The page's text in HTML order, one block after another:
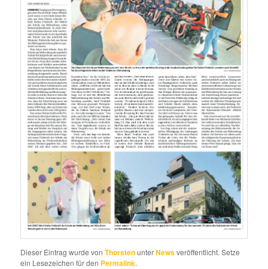
Dieser Eintrag wurde vonThorstenunterNewsveröffentlicht. Setze
ein Lesezeichen für den Permalink.